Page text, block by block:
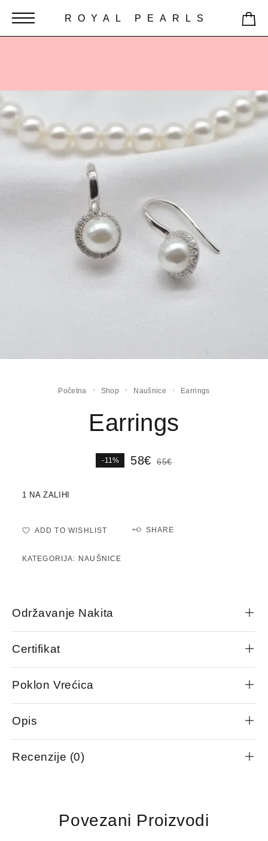
ROYAL PEARLS
Početna Shop Naušnice Earrings
Earrings
-11% 65€
58€
1 NA ZALIHI
ADD TO WISHLIST SHARE
KATEGORIJA: NAUŠNICE
Održavanje Nakita
Certifikat
Poklon Vrećica
Opis
Recenzije (0)
Povezani Proizvodi